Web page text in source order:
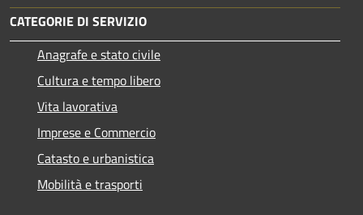
CATEGORIE DI SERVIZIO
Anagrafe e stato civile
Cultura e tempo libero
Vita lavorativa
Imprese e Commercio
Catasto e urbanistica
Mobilità e trasporti